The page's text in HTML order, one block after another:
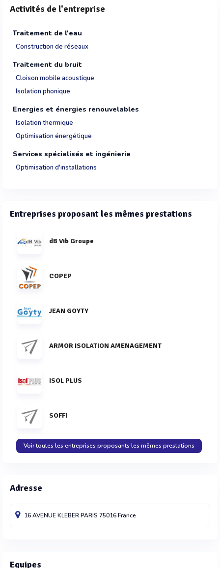
Activités de l'entreprise
Traitement de l'eau
Construction de réseaux
Traitement du bruit
Cloison mobile acoustique
Isolation phonique
Energies et énergies renouvelables
Isolation thermique
Optimisation énergétique
Services spécialisés et ingénierie
Optimisation d'installations
Entreprises proposant les mêmes prestations
dB Vib Groupe
COPEP
JEAN GOYTY
ARMOR ISOLATION AMENAGEMENT
ISOL PLUS
SOFFI
Voir toutes les entreprises proposants les mêmes prestations
Adresse
16 AVENUE KLEBERPARIS 75016France
Equipes